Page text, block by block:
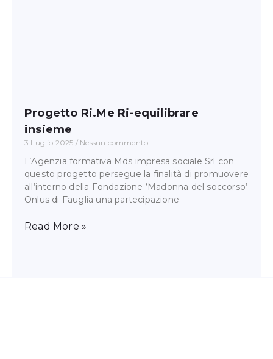
Progetto Ri.Me Ri-equilibrare
insieme
3 Luglio 2025 Nessun commento
L’Agenzia formativa Mds impresa sociale Srl con
questo progetto persegue la finalità di promuovere
all’interno della Fondazione ‘Madonna del soccorso’
Onlus di Fauglia una partecipazione
Read More »